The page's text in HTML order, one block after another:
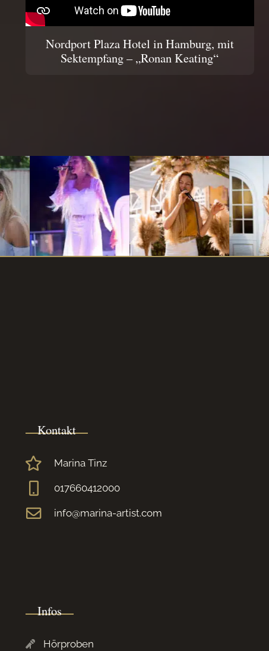
Nordport Plaza Hotel in Hamburg, mit
Sektempfang – „Ronan Keating“
Kontakt
Marina Tinz
017660412000
info@marina-artist.com
Infos
Hörproben